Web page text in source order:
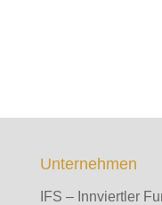
Unternehmen
IFS – Innviertler